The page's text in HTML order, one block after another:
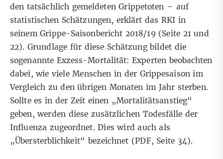
den tatsächlich gemeldeten Grippetoten – auf
statistischen Schätzungen, erklärt das RKI in
seinem Grippe-Saisonbericht 2018/19 (Seite 21 und
22). Grundlage für diese Schätzung bildet die
sogenannte Exzess-Mortalität: Experten beobachten
dabei, wie viele Menschen in der Grippesaison im
Vergleich zu den übrigen Monaten im Jahr sterben.
Sollte es in der Zeit einen „Mortalitätsanstieg“
geben, werden diese zusätzlichen Todesfälle der
Influenza zugeordnet. Dies wird auch als
„Übersterblichkeit“ bezeichnet (PDF, Seite 34).